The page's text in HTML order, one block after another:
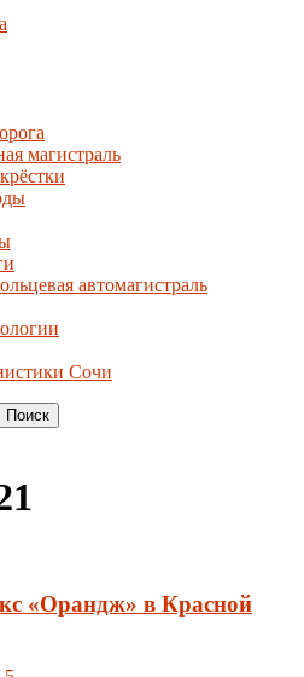
магистраль
автомагистраль
Сочи
«Орандж» в Красной